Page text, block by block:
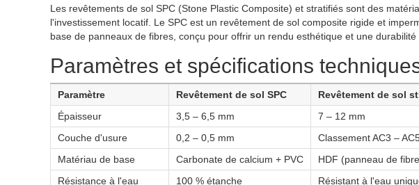
Les revêtements de sol SPC (Stone Plastic Composite) et stratifiés sont des
l'investissement locatif. Le SPC est un revêtement de sol composite rigide et
base de panneaux de fibres, conçu pour offrir un rendu esthétique et une
Paramètres et spécifications
Paramètre Revêtement de sol SPC
Revêtement de sol
Épaisseur
3,5 – 6,5 mm
7 – 12 mm
Couche d'usure
0,2 – 0,5 mm
Classement AC3 –
Matériau de base
Carbonate de calcium + PVC
HDF (panneau de
Résistance à l'eau
100 % étanche
Résistant à l'eau